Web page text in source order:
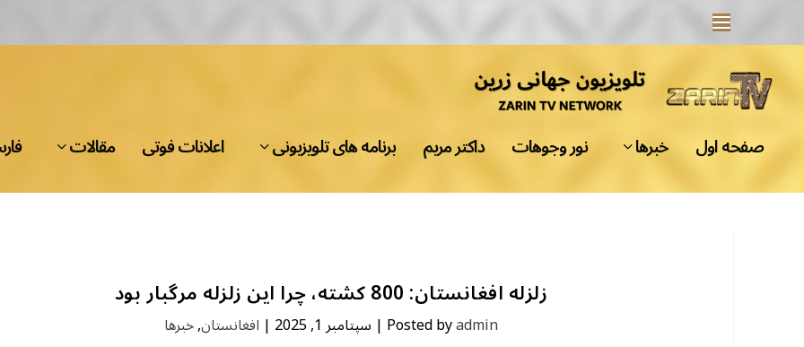
صفحه اول خبرها نور وجوهات داکتر مریم برنامه های تلویزیونی اعلانات فوتی مقالات
زلزله افغانستان: 800 کشته، چرا این زلزله مرگبار بود
Posted byadmin
| سپتامبر 1, 2025 | افغانستان,خبرها